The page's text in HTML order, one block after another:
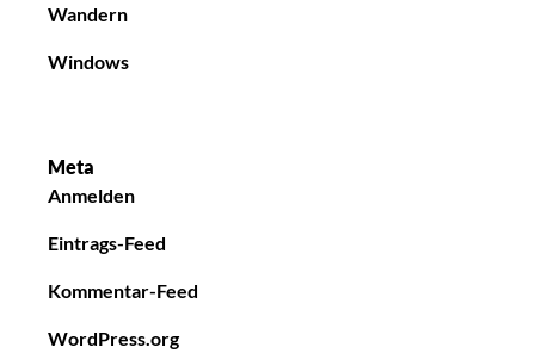
Wandern
Windows
Meta
Anmelden
Eintrags-Feed
Kommentar-Feed
WordPress.org